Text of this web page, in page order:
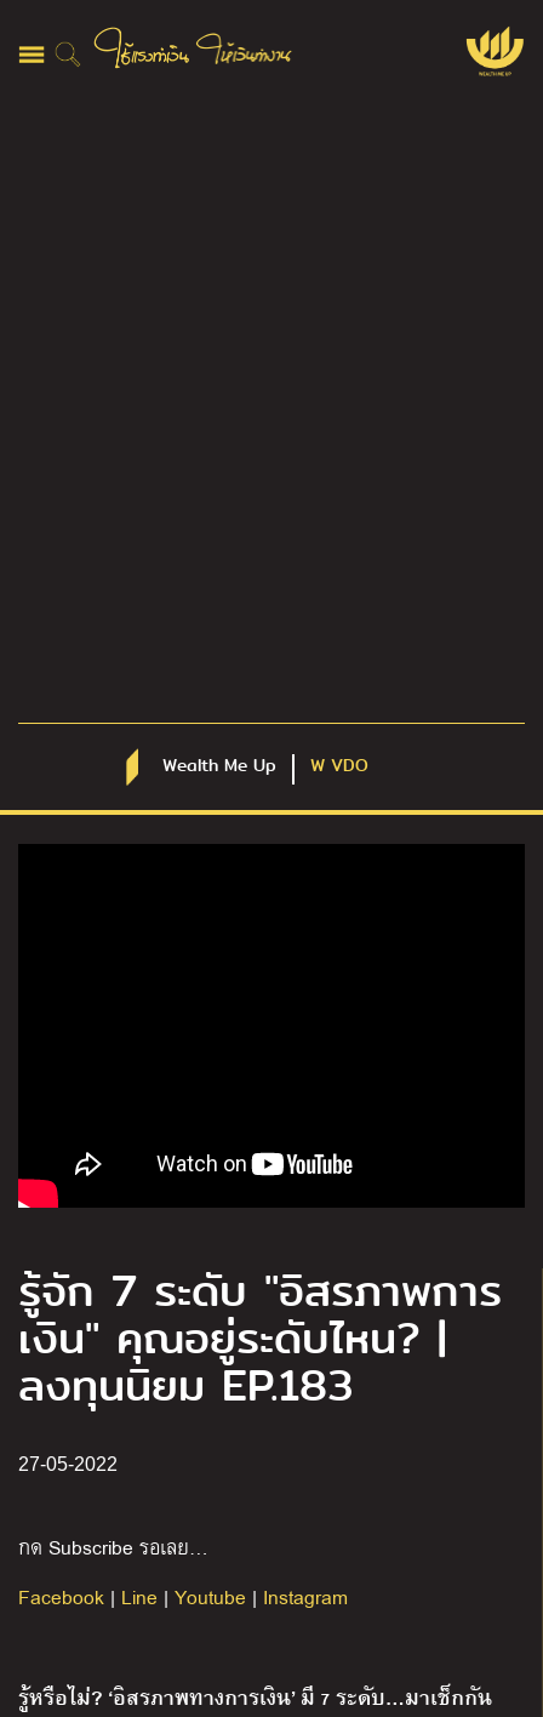
Wealth Me Up W VDO
รู้จัก 7 ระดับ "อิสรภาพการ
เงิน" คุณอยู่ระดับไหน? |
ลงทุนนิยม EP.183
27-05-2022
กด Subscribe รอเลย…
Facebook | Line | Youtube | Instagram
รู้หรือไม่? ‘อิสรภาพทางการเงิน’ มี 7 ระดับ…มาเช็กกัน